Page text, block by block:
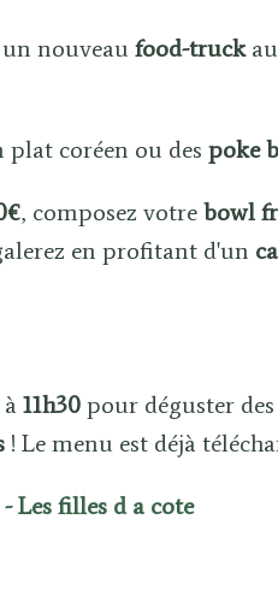
nouveau food-truck
plat coréen ou des poke
, composez votre bowl
en profitant d'un
à 11h30 pour déguster des
! Le menu est déjà
Les filles d a cote